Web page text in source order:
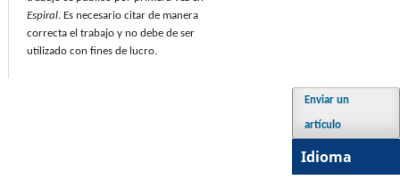
Espiral. Es necesario citar de manera
correcta el trabajo y no debe de ser
utilizado con fines de lucro.
Enviar un
artículo
Idioma